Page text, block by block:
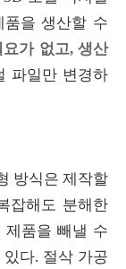
을 생산할 수
가 없고, 생산
파일만 변경하
방식은 제작할
잡해도 분해한
제품을 빼낼 수
있다. 절삭 가공